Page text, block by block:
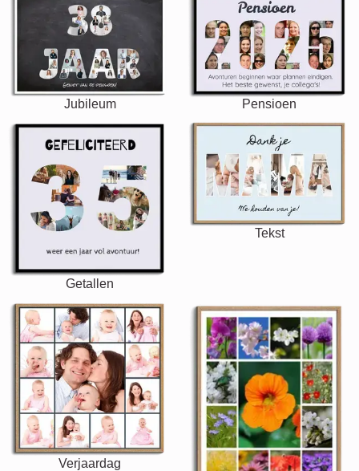
Jubileum Pensioen
Getallen
Tekst
Verjaardag